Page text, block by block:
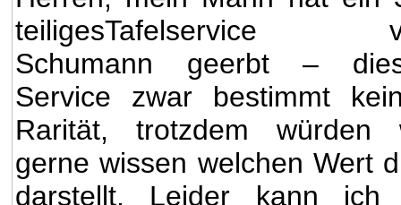
teiligesTafelservice
Schumann geerbt –
Service zwar bestimmt
Rarität, trotzdem würden
gerne wissen welchen Wert
darstellt. Leider kann ich